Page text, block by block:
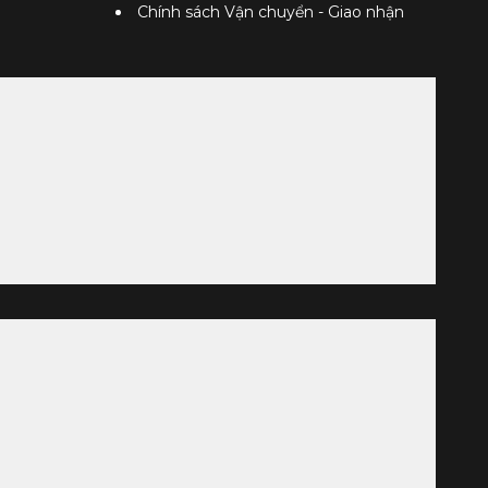
Chính sách Vận chuyển - Giao nhận